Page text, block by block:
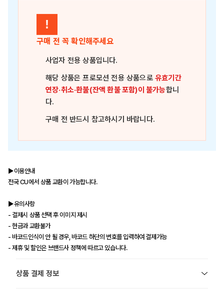
!
구매 전 꼭 확인해주세요
사업자 전용 상품입니다.
해당 상품은프로모션 전용 상품으로유효기간
연장·취소·환불(잔액 환불 포함)이 불가능합니
다.
구매 전 반드시 참고하시기 바랍니다.
▶이용안내
전국 CU에서 상품 교환이 가능합니다.
▶유의사항
- 결제시 상품 선택 후 이미지 제시
- 현금과 교환불가
- 바코드인식이 안 될 경우, 바코드 하단의 번호를 입력하여 결제가능
- 제휴 및 할인은 브랜드사 정책에 따르고 있습니다.
상품 결제 정보